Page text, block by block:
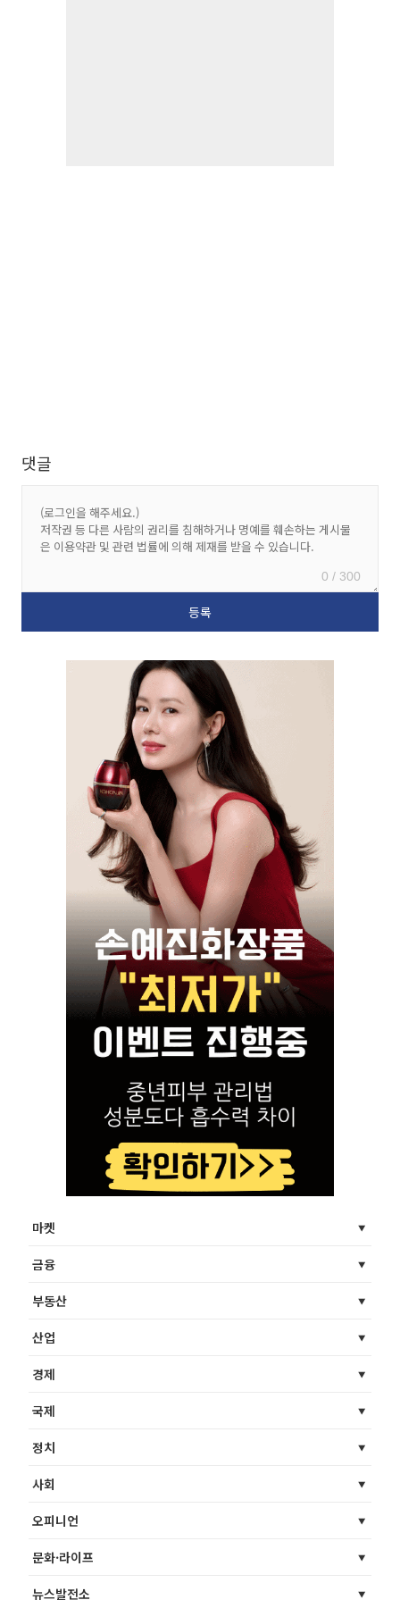
댓글
0 / 300
마켓
금융
부동산
산업
경제
국제
정치
사회
오피니언
문화·라이프
뉴스발전소